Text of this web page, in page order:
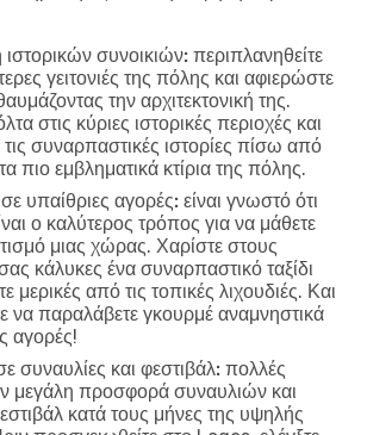
συνοικιών: περιπλανηθείτε
γειτονιές της πόλης και αφιερώστε
την αρχιτεκτονική της.
στις κύριες ιστορικές περιοχές και
συναρπαστικές ιστορίες πίσω από
πιο εμβληματικά κτίρια της πόλης.
υπαίθριες αγορές: είναι γνωστό ότι
ο καλύτερος τρόπος για να μάθετε
μιας χώρας. Χαρίστε στους
κάλυκες ένα συναρπαστικό ταξίδι
μερικές από τις τοπικές λιχουδιές. Και
να παραλάβετε γκουρμέ αναμνηστικά
αγορές!
συναυλίες και φεστιβάλ: πολλές
μεγάλη προσφορά συναυλιών και
κατά τους μήνες της υψηλής